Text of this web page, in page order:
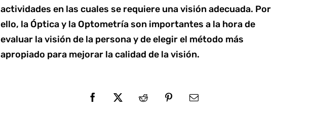
actividades en las cuales se requiere una visión adecuada. Por
ello, la Óptica y la Optometría son importantes a la hora de
evaluar la visión de la persona y de elegir el método más
apropiado para mejorar la calidad de la visión.